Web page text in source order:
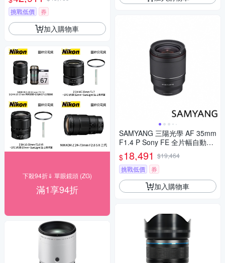
挑戰低價
券
加入購物車
下殺94折⇓ 單眼鏡頭 (ZG)
滿1享94折
SAMYANG 三陽光學 AF 35mm
F1.4 P Sony FE 全片幅自動對
焦鏡頭 公司貨
$18,491 $19,464
挑戰低價
券
加入購物車